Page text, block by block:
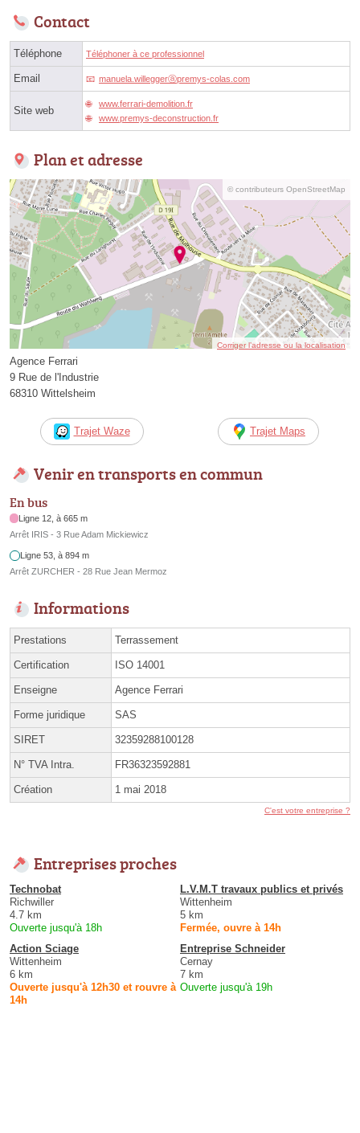
Contact
Téléphone Téléphoner à ce professionnel
Email manuela.willeggerⓐpremys-colas.com
Site web
www.ferrari-demolition.fr
www.premys-deconstruction.fr
Plan et adresse
© contributeurs OpenStreetMap
Corriger l’adresse ou la localisation
Agence Ferrari
9 Rue de l'Industrie
68310 Wittelsheim
Trajet Waze Trajet Maps
Venir en transports en commun
En bus
Ligne 12, à 665 m
Arrêt IRIS - 3 Rue Adam Mickiewicz
Ligne 53, à 894 m
Arrêt ZURCHER - 28 Rue Jean Mermoz
Informations
Prestations Terrassement
Certification ISO 14001
Enseigne Agence Ferrari
Forme juridique SAS
SIRET 32359288100128
N° TVA Intra. FR36323592881
Création 1 mai 2018
C'est votre entreprise ?
Entreprises proches
Technobat
Richwiller
4.7 km
Ouverte jusqu'à 18h
L.V.M.T travaux publics et privés
Wittenheim
5 km
Fermée, ouvre à 14h
Action Sciage
Wittenheim
6 km
Ouverte jusqu'à 12h30 et rouvre à
14h
Entreprise Schneider
Cernay
7 km
Ouverte jusqu'à 19h